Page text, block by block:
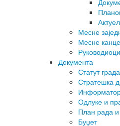
Месне
Месне
Документа
Статут
Стратешка
Одлуке и
План рада и
Буџет